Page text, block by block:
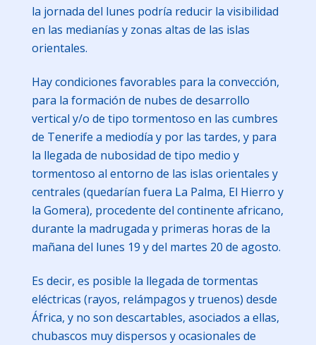
la jornada del lunes podría reducir la visibilidad
en las medianías y zonas altas de las islas
orientales.
Hay condiciones favorables para la convección,
para la formación de nubes de desarrollo
vertical y/o de tipo tormentoso en las cumbres
de Tenerife a mediodía y por las tardes, y para
la llegada de nubosidad de tipo medio y
tormentoso al entorno de las islas orientales y
centrales (quedarían fuera La Palma, El Hierro y
la Gomera), procedente del continente africano,
durante la madrugada y primeras horas de la
mañana del lunes 19 y del martes 20 de agosto.
Es decir, es posible la llegada de tormentas
eléctricas (rayos, relámpagos y truenos) desde
África, y no son descartables, asociados a ellas,
chubascos muy dispersos y ocasionales de